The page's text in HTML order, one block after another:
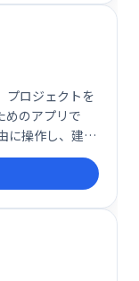
プロジェクトを
めのアプリで
に操作し、建築
ーズなプロジェ
現します。